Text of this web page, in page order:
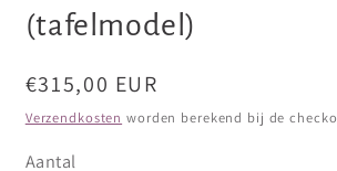
(tafelmodel)
Normale
prijs
€315,00 EUR
Verzendkosten worden berekend bij de
Aantal